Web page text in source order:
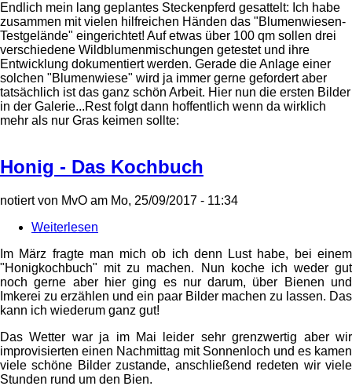
Testgelände
Endlich mein lang geplantes Steckenpferd gesattelt: Ich habe
zusammen mit vielen hilfreichen Händen das "Blumenwiesen-
Testgelände" eingerichtet! Auf etwas über 100 qm sollen drei
verschiedene Wildblumenmischungen getestet und ihre
Entwicklung dokumentiert werden. Gerade die Anlage einer
solchen "Blumenwiese" wird ja immer gerne gefordert aber
tatsächlich ist das ganz schön Arbeit. Hier nun die ersten Bilder
in der Galerie...Rest folgt dann hoffentlich wenn da wirklich
mehr als nur Gras keimen sollte:
Honig - Das Kochbuch
notiert von MvO am Mo, 25/09/2017 - 11:34
Weiterlesen
-
Das
Kochbuch
Im März fragte man mich ob ich denn Lust habe, bei einem
"Honigkochbuch" mit zu machen. Nun koche ich weder gut
noch gerne aber hier ging es nur darum, über Bienen und
Imkerei zu erzählen und ein paar Bilder machen zu lassen. Das
kann ich wiederum ganz gut!
Das Wetter war ja im Mai leider sehr grenzwertig aber wir
improvisierten einen Nachmittag mit Sonnenloch und es kamen
viele schöne Bilder zustande, anschließend redeten wir viele
Stunden rund um den Bien.